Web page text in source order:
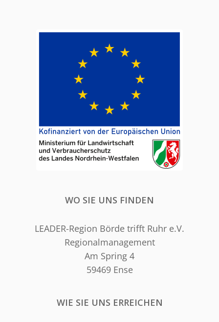
WO SIE UNS FINDEN
LEADER-Region Börde trifft Ruhr e.V.
Regionalmanagement
Am Spring 4
59469 Ense
WIE SIE UNS ERREICHEN